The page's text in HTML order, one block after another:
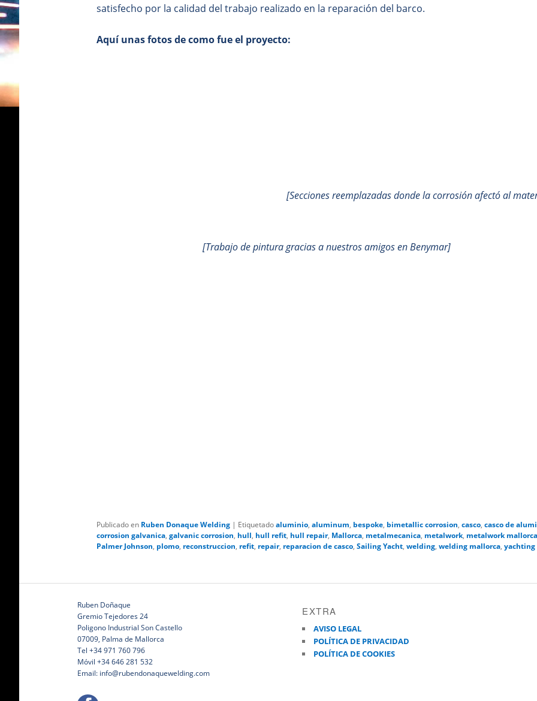
satisfecho por la calidad del trabajo realizado en la reparación del barco.
Aquí unas fotos de como fue el proyecto:
[Secciones reemplazadas donde la corrosión afectó al
[Trabajo de pintura gracias a nuestros amigos en Benymar]
Publicado en Ruben Donaque Welding | Etiquetadoaluminio,aluminum, bespoke, bimetallic corrosion,casco,casco de
corrosion galvanica,galvanic corrosion, hull, hull refit, hull repair, Mallorca, metalmecanica, metalwork, metalwork
Palmer Johnson, plomo, reconstruccion, refit, repair, reparacion de casco,Sailing Yacht,welding,welding mallorca,yachting
Ruben Doñaque
Gremio Tejedores 24
Poligono Industrial Son Castello
07009, Palma de Mallorca
Tel +34 971 760 796
Móvil +34 646 281 532
Email: info@rubendonaquewelding.com
EXTRA
AVISO LEGAL
POLÍTICA DE PRIVACIDAD
POLÍTICA DE COOKIES